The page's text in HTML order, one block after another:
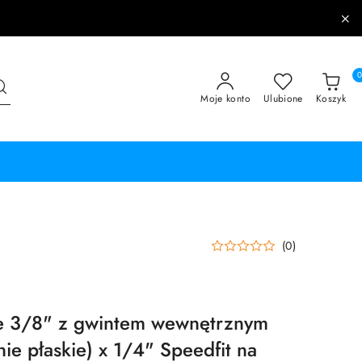
Moje konto Ulubione Koszyk
0
(0)
3/8" z gwintem wewnętrznym
płaskie) x 1/4" Speedfit na